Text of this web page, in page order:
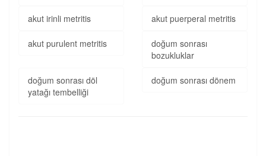
akut irinli metritis akut puerperal metritis
akut purulent metritis
doğum sonrası
bozukluklar
doğum sonrası döl
yatağı tembelliği
doğum sonrası dönem